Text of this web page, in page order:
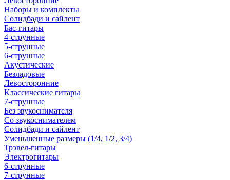
Наборы и комплекты
Солидбади и сайлент
Бас-гитары
4-струнные
5-струнные
6-струнные
Акустические
Безладовые
Левосторонние
Классические гитары
7-струнные
Без звукоснимателя
Со звукоснимателем
Солидбади и сайлент
Уменьшенные размеры (1/4, 1/2, 3/4)
Трэвел-гитары
Электрогитары
6-струнные
7-струнные